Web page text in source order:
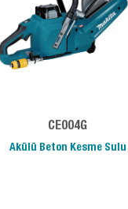
CE004G
Akülü Beton Kesme Sulu